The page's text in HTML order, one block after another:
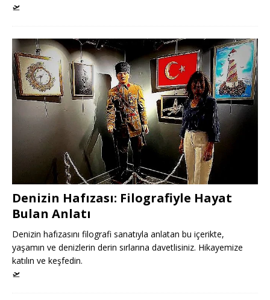
🛫
Denizin Hafızası: Filografiyle Hayat
Bulan Anlatı
Denizin hafızasını filografi sanatıyla anlatan bu içerikte,
yaşamın ve denizlerin derin sırlarına davetlisiniz. Hikayemize
katılın ve keşfedin.
🛫